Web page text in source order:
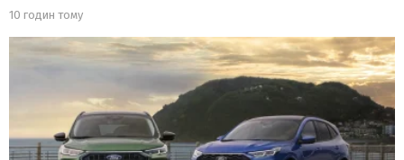
10 годин тому